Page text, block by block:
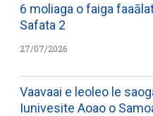
6 moliaga o faiga
Safata 2
27/07/2026
Vaavaai e leoleo le
Iunivesite Aoao o